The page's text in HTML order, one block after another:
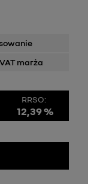
marża
RRSO:
12,39 %